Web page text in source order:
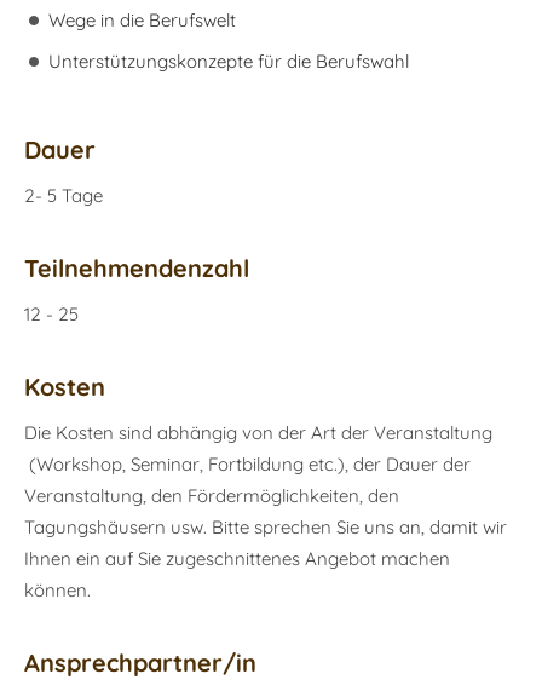
Wege in die Berufswelt
Unterstützungskonzepte für die Berufswahl
Dauer
2- 5 Tage
Teilnehmendenzahl
12 - 25
Kosten
Die Kosten sind abhängig von der Art der Veranstaltung
(Workshop, Seminar, Fortbildung etc.), der Dauer der
Veranstaltung, den Fördermöglichkeiten, den
Tagungshäusern usw. Bitte sprechen Sie uns an, damit wir
Ihnen ein auf Sie zugeschnittenes Angebot machen
können.
Ansprechpartner/in